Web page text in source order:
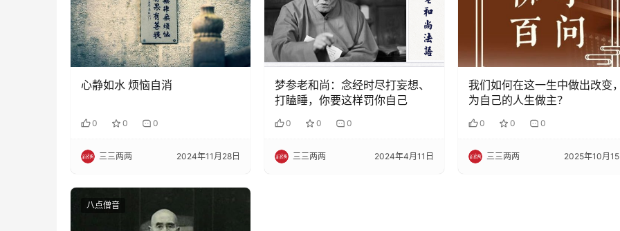
心静如水 烦恼自消
0 0 0
三三两两 2024年11月28日
梦参老和尚：念经时尽打妄想、
打瞌睡，你要这样罚你自己
0 0 0
三三两两 2024年4月11日
我们如何在这一生中做出改变
为自己的人生做主？
0 0 0
三三两两 2025年10月
八点僧音